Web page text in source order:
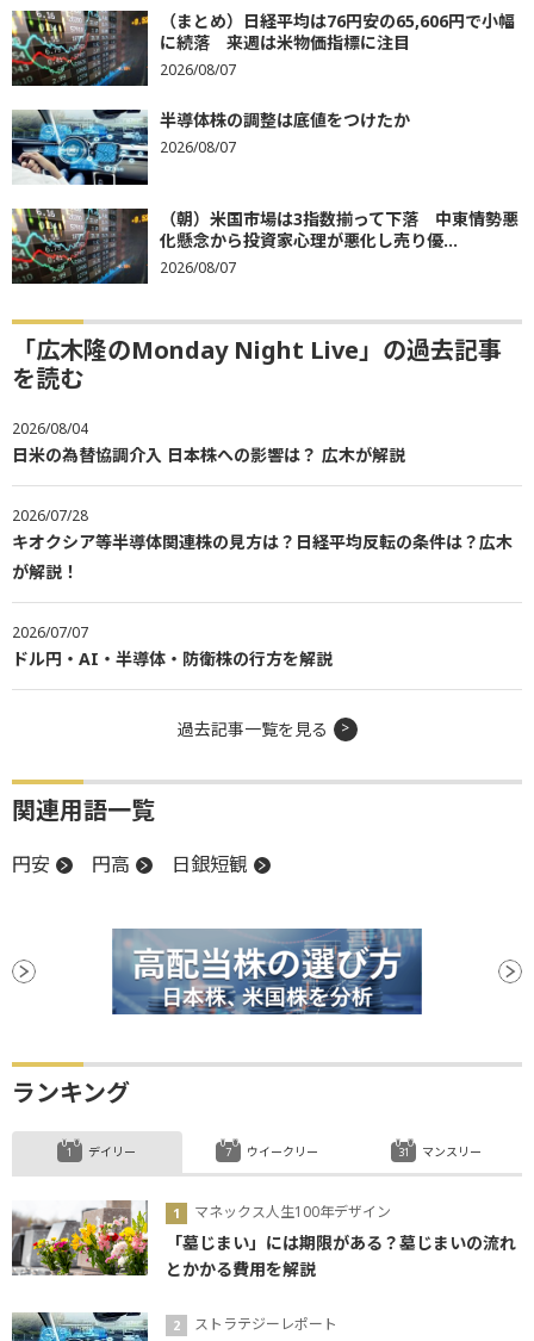
（まとめ）日経平均は76円安の65,606円で小幅
に続落 来週は米物価指標に注目
2026/08/07
半導体株の調整は底値をつけたか
2026/08/07
（朝）米国市場は3指数揃って下落 中東情勢悪
化懸念から投資家心理が悪化し売り優...
2026/08/07
「広木隆のMonday Night Live」の過去記事
を読む
2026/08/04
日米の為替協調介入 日本株への影響は？ 広木が解説
2026/07/28
キオクシア等半導体関連株の見方は？日経平均反転の条件は？広木
が解説！
2026/07/07
ドル円・AI・半導体・防衛株の行方を解説
過去記事一覧を見る
関連用語一覧
円安 円高 日銀短観
ランキング
デイリー
マネックス人生100年デザイン
「墓じまい」には期限がある？墓じまいの流れ
とかかる費用を解説
ストラテジーレポート
ウイークリー マンスリー